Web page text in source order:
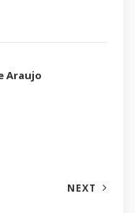
Araujo
NEXT